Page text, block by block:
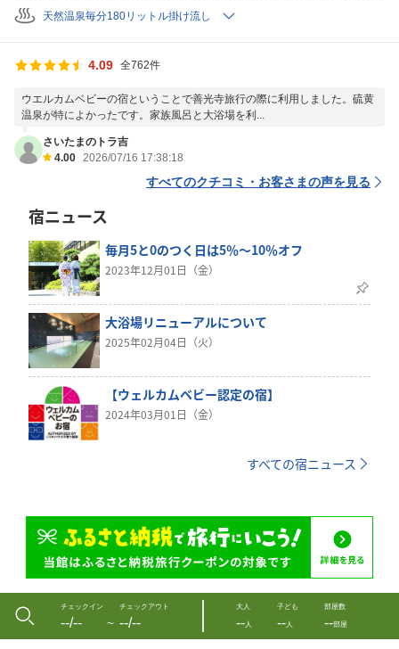
天然温泉毎分180リットル掛け流し
4.09 全762件
ウエルカムベビーの宿ということで善光寺旅行の際に利用しました。硫黄
温泉が特によかったです。家族風呂と大浴場を利...
さいたまのトラ吉
4.00 2026/07/16 17:38:18
すべてのクチコミ・お客さまの声を見る
宿ニュース
毎月5と0のつく日は5％～10％オフ
2023年12月01日（金）
大浴場リニューアルについて
2025年02月04日（火）
【ウェルカムベビー認定の宿】
2024年03月01日（金）
すべての宿ニュース
チェックイン
--/-- 〜
チェックアウト
--/--
大人
--人
子ども
--人
部屋数
--部屋